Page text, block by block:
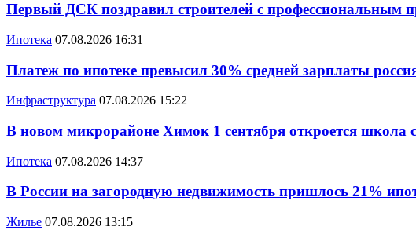
Первый ДСК поздравил строителей с профессиональным
Ипотека 07.08.2026 16:31
Платеж по ипотеке превысил 30% средней зарплаты
Инфраструктура 07.08.2026 15:22
В новом микрорайоне Химок 1 сентября откроется школа
Ипотека 07.08.2026 14:37
В России на загородную недвижимость пришлось 21%
Жилье 07.08.2026 13:15